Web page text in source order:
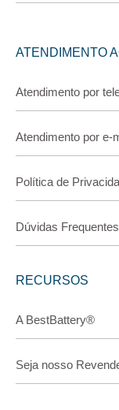
ATENDIMENTO
Atendimento por
Atendimento por e-
Política de
Dúvidas Frequentes
RECURSOS
A BestBattery®
Seja nosso